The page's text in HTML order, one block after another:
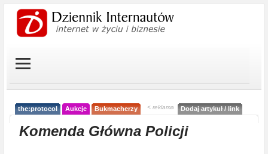
the:protocol Aukcje Bukmacherzy < reklama Dodaj artykuł / link
Komenda Główna Policji